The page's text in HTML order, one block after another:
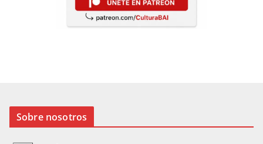
Sobre nosotros